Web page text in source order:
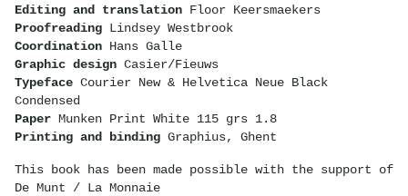
Editing and translationFloor Keersmaekers
ProofreadingLindsey Westbrook
CoordinationHans Galle
Graphic designCasier/Fieuws
TypefaceCourier New & Helvetica Neue Black
Condensed
PaperMunken Print White 115 grs 1.8
Printing and binding Graphius, Ghent
This book has been made possible with the support of
De Munt / La Monnaie